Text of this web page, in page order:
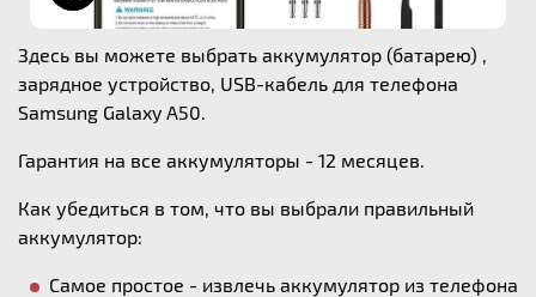
Здесь вы можете выбрать аккумулятор (батарею) ,
зарядное устройство, USB-кабель для телефона
Samsung Galaxy A50.
Гарантия на все аккумуляторы - 12 месяцев.
Как убедиться в том, что вы выбрали правильный
аккумулятор:
Самое простое - извлечь аккумулятор из телефона